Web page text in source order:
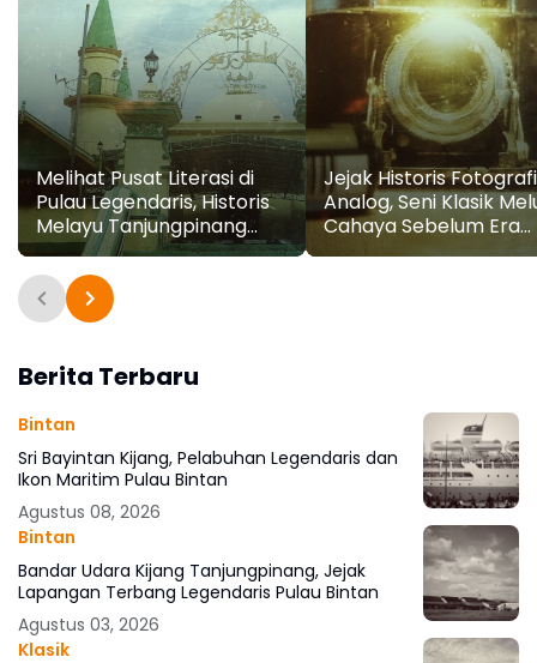
Melihat Pusat Literasi di
Pulau Legendaris, Historis
Melayu Tanjungpinang
Mendunia
Jejak Historis Fotografi
Analog, Seni Klasik
Cahaya Sebelum Era
Digital
Berita Terbaru
Bintan
Sri Bayintan Kijang, Pelabuhan Legendaris dan
Ikon Maritim Pulau Bintan
Agustus 08, 2026
Bintan
Bandar Udara Kijang Tanjungpinang, Jejak
Lapangan Terbang Legendaris Pulau Bintan
Agustus 03, 2026
Klasik